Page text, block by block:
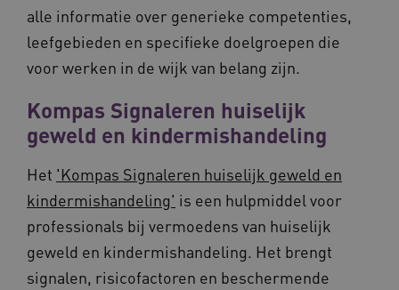
alle informatie over generieke competenties,
leefgebieden en specifieke doelgroepen die
voor werken in de wijk van belang zijn.
Kompas Signaleren huiselijk
geweld en kindermishandeling
Het 'Kompas Signaleren huiselijk geweld en
kindermishandeling' is een hulpmiddel voor
professionals bij vermoedens van huiselijk
geweld en kindermishandeling. Het brengt
signalen, risicofactoren en beschermende
worden altijd geplaatst en maken geen inbreuk
op uw privacy.
Provider /
__Secure-ROLLOUT_TOKEN
.youtube.com
UMB_SESSION
www.vilans.nl
__Secure-YNID .youtube.com
Cloudflare Inc.
.vimeo.com